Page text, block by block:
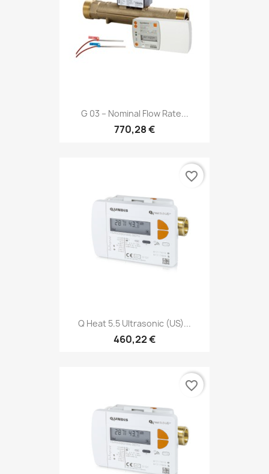
G 03 – Nominal Flow Rate...
770,28 €
Q Heat 5.5 Ultrasonic (US)...
460,22 €
favorite_border
favorite_border